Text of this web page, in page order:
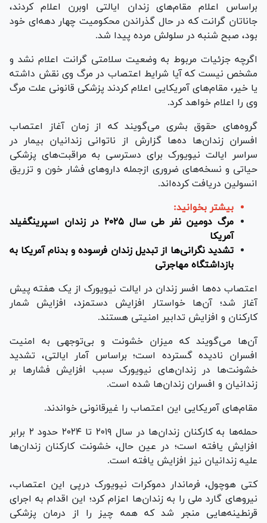
براساس اعلام مقام‌های زندان ایالتی اوبرن اعلام کردند،
جاناتان گرانت که در حال گذراندن محکومیت چهار دهه‌ای خود
بود، صبح شنبه در سلولش مرده پیدا شد.
اگرچه جزئیات مربوط به وضعیت سلامتی گرانت اعلام نشد و
مشخص نیست که آیا شرایط اعتصاب در مرگ وی نقش داشته
یا خیر، مقام‌های آمریکایی اعلام کردند پزشکی قانونی علت مرگ
وی را اعلام خواهد کرد.
گروه‌های حقوق بشری می‌گویند که از زمان آغاز اعتصاب
افسران زندان‌ها ده‌ها گزارش از ناتوانی زندانیان بیمار در
سراسر ایالت نیویورک برای دسترسی به مراقبت‌های پزشکی
حیاتی و نسخه‌های ضروری ازجمله دارو‌های فشار خون و تزریق
انسولین دریافت کرده‌اند.
بیشتر بخوانید:
مرگ دومین نفر طی سال ۲۰۲۵ در زندان اسپرینگفیلد
آمریکا
تشدید نگرانی‌ها از تبدیل زندان فرسوده و بدنام آمریکا به
بازداشتگاه مهاجرتی
اعتصاب ده‌ها افسر زندان در ایالت نیویورک از یک هفته پیش
آغاز شد؛ آن‌ها خواستار افزایش دستمزد، افزایش شمار
کارکنان و افزایش تدابیر امنیتی هستند.
آن‌ها می‌گویند که میزان خشونت و بی‌توجهی به امنیت
افسران نادیده گسترده است؛ براساس آمار ایالتی، تشدید
خشونت‌ها در زندان‌های نیویورک سبب افزایش فشار‌ها بر
زندانیان و افسران زندان‌ها شده است.
مقام‌های آمریکایی این اعتصاب را غیرقانونی خواندند.
حمله‌ها به کارکنان زندان‌ها در سال ۲۰۱۹ تا ۲۰۲۴ حدود ۲ برابر
افزایش یافته است؛ در عین حال، خشونت کارکنان زندان‌ها
علیه زندانیان نیز افزایش یافته است.
کتی هوچول، فرماندار دموکرات نیویورک درپی این اعتصاب،
نیرو‌های گارد ملی را به زندان‌ها اعزام کرد؛ این اقدام به اجرای
قرنطینه‌هایی منجر شد که همه چیز را از درمان پزشکی